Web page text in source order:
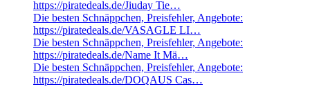
https://piratedeals.de/Jiuday Tie…
Die besten Schnäppchen, Preisfehler, Angebote:
https://piratedeals.de/VASAGLE LI…
Die besten Schnäppchen, Preisfehler, Angebote:
https://piratedeals.de/Name It Mä…
Die besten Schnäppchen, Preisfehler, Angebote:
https://piratedeals.de/DOQAUS Cas…